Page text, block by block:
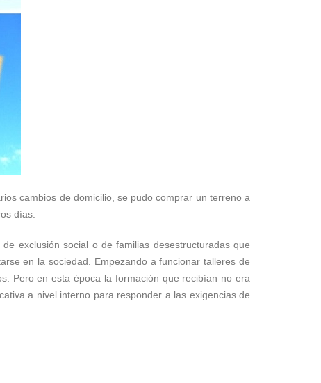
cambios de domicilio, se pudo comprar un terreno a
días.
exclusión social o de familias desestructuradas que
en la sociedad. Empezando a funcionar talleres de
Pero en esta época la formación que recibían no era
a nivel interno para responder a las exigencias de